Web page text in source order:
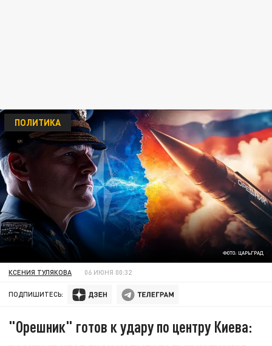
ФОТО: ЦАРЬГРАД
ПОЛИТИКА
КСЕНИЯ ТУЛЯКОВА 06 ИЮНЯ 00:32
ПОДПИШИТЕСЬ:
"Орешник" готов к удару по центру Киева: